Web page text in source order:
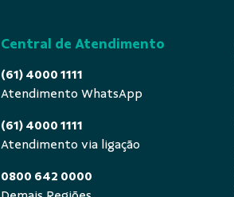
Central de Atendimento
(61) 4000 1111
Atendimento WhatsApp
(61) 4000 1111
Atendimento via ligação
0800 642 0000